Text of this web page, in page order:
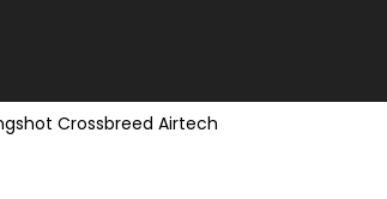
Crossbreed Airtech